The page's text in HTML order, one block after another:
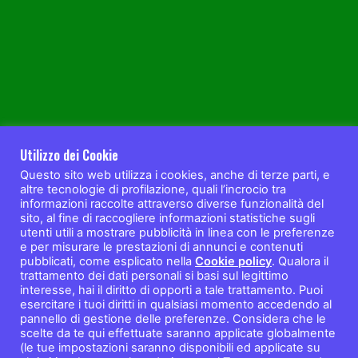
Utilizzo dei Cookie
Questo sito web utilizza i cookies, anche di terze parti, e
altre tecnologie di profilazione, quali l’incrocio tra
informazioni raccolte attraverso diverse funzionalità del
sito, al fine di raccogliere informazioni statistiche sugli
utenti utili a mostrare pubblicità in linea con le preferenze
e per misurare le prestazioni di annunci e contenuti
pubblicati, come esplicato nella Cookie policy. Qualora il
trattamento dei dati personali si basi sul legittimo
interesse, hai il diritto di opporti a tale trattamento. Puoi
esercitare i tuoi diritti in qualsiasi momento accedendo al
pannello di gestione delle preferenze. Considera che le
scelte da te qui effettuate saranno applicate globalmente
(le tue impostazioni saranno disponibili ed applicate su